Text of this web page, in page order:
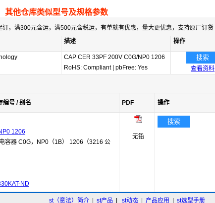
其他仓库类似型号及规格参数
，满300元含运，满500元含税运，有单就有优惠，量大更优惠，支持原厂订货
描述 操作
CAP CER 33PF 200V C0G/NP0 1206
RoHS: Compliant pbFree: Yes
搜索
查看资料
编号 / 别名 PDF 操作
1206
容器 C0G，NP0（1B） 1206（3216 公
ND
无铅
搜索
st（意法）简介| st产品 st动态| 产品应用 st选型手册